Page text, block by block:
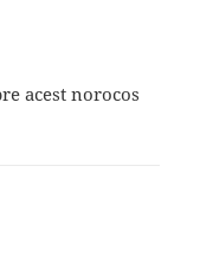
acest norocos